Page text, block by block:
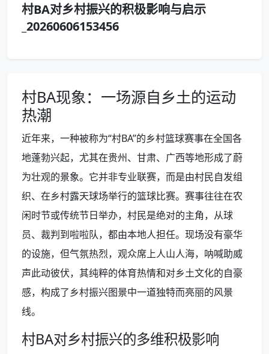
村BA对乡村振兴的积极影响与启示
_20260606153456
村BA现象：一场源自乡土的运动
热潮
近年来，一种被称为“村BA”的乡村篮球赛事在全国各
地蓬勃兴起，尤其在贵州、甘肃、广西等地形成了蔚
为壮观的景象。它并非专业联赛，而是由村民自发组
织、在乡村露天球场举行的篮球比赛。赛事往往在农
闲时节或传统节日举办，村民是绝对的主角，从球
员、裁判到啦啦队，都由本地人担任。现场没有豪华
的设施，但气氛热烈，观众席上人山人海，呐喊助威
声此动彼伏，其纯粹的体育热情和对乡土文化的自豪
感，构成了乡村振兴图景中一道独特而亮丽的风景
线。
村BA对乡村振兴的多维积极影响